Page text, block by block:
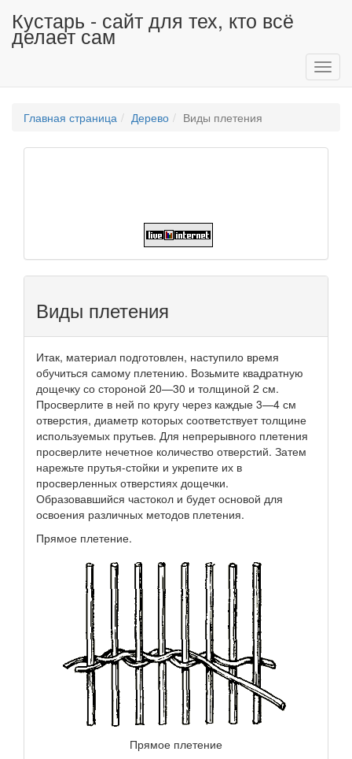
Кустарь - сайт для тех, кто всё
делает сам
Главная страница Дерево Виды плетения
Виды плетения
Итак, материал подготовлен, наступило время
обучиться самому плетению. Возьмите квадратную
дощечку со стороной 20—30 и толщиной 2 см.
Просверлите в ней по кругу через каждые 3—4 см
отверстия, диаметр которых соответствует толщине
используемых прутьев. Для непрерывного плетения
просверлите нечетное количество отверстий. Затем
нарежьте прутья-стойки и укрепите их в
просверленных отверстиях дощечки.
Образовавшийся частокол и будет основой для
освоения различных методов плетения.
Прямое плетение.
Прямое плетение